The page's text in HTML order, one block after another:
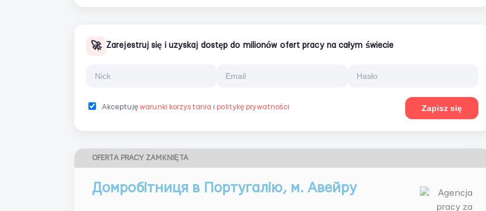
🚀 Zarejestruj się i uzyskaj dostęp do milionów ofert pracy na całym świecie
Akceptujęwarunki korzystania i politykę prywatności Zapisz się
OFERTA PRACY ZAMKNIĘTA
Домробітниця в Португалію, м. Авейру